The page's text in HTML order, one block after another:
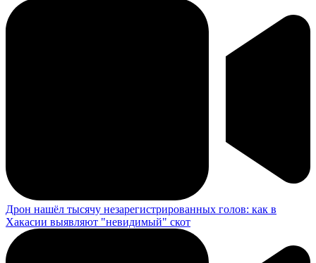
Дрон нашёл тысячу незарегистрированных голов: как в
Хакасии выявляют "невидимый" скот